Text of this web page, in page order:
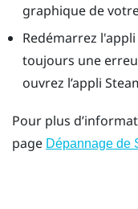
graphique de
Redémarrez l'appli
toujours une
ouvrez l’appli
Pour plus
page Dépannage de